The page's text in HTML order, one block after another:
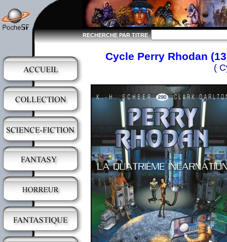
RECHERCHE PAR TITRE
Cycle Perry Rhodan
(